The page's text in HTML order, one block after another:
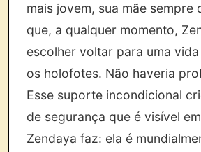
mais jovem, sua mãe sempre
que, a qualquer momento,
escolher voltar para uma
os holofotes. Não haveria
Esse suporte incondicional
de segurança que é visível
Zendaya faz: ela é